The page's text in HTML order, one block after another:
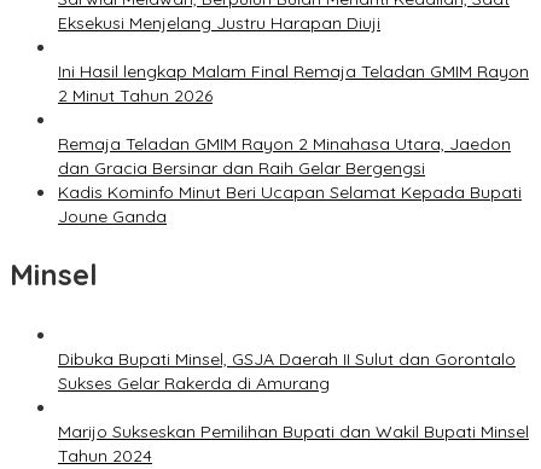
Eksekusi Menjelang Justru Harapan Diuji
Ini Hasil lengkap Malam Final Remaja Teladan GMIM Rayon
2 Minut Tahun 2026
Remaja Teladan GMIM Rayon 2 Minahasa Utara, Jaedon
dan Gracia Bersinar dan Raih Gelar Bergengsi
Kadis Kominfo Minut Beri Ucapan Selamat Kepada Bupati
Joune Ganda
Minsel
Dibuka Bupati Minsel, GSJA Daerah II Sulut dan Gorontalo
Sukses Gelar Rakerda di Amurang
Marijo Sukseskan Pemilihan Bupati dan Wakil Bupati Minsel
Tahun 2024